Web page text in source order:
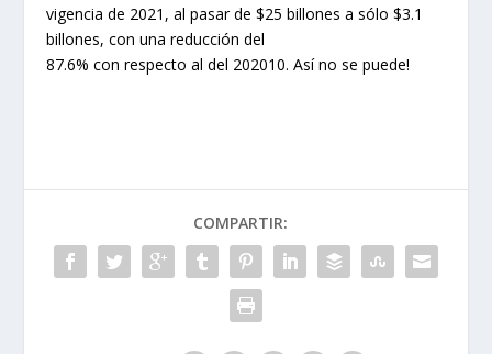
vigencia de 2021, al pasar de $25 billones a sólo $3.1
billones, con una reducción del
87.6% con respecto al del 202010. Así no se puede!
COMPARTIR: